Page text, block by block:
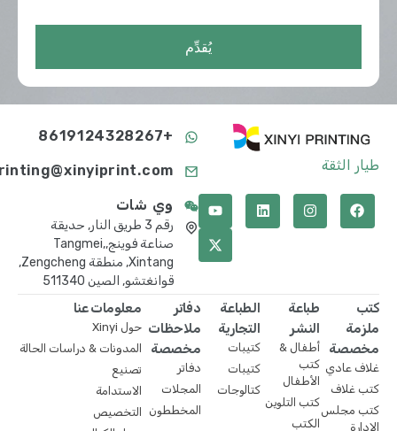
يُقدِّم
طيار الثقة printing@xinyiprint.com
وي شات
رقم 3 طريق النار, حديقة
صناعة فوينج,Tangmei,
Xintang, منطقة Zengcheng,
قوانغتشو, الصين 511340
كتب
ملزمة
مخصصة
غلاف عادي
كتب غلاف
كتب مجلس
الإدارة
طباعة
النشر
أطفال &
كتب
الأطفال
كتب التلوين
الكتب
الطباعة
التجارية
كتيبات
كتيبات
كتالوجات
دفاتر
ملاحظات
مخصصة
دفاتر
المجلات
المخططون
معلومات عنا
حول Xinyi
المدونات & دراسات الحالة
تصنيع
الاستدامة
التخصيص